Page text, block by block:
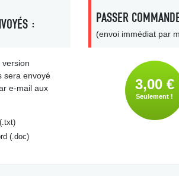
:
sera envoyé
e-mail aux
(.doc)
PASSER
(envoi immédiat par
3,00 €
Seulement !